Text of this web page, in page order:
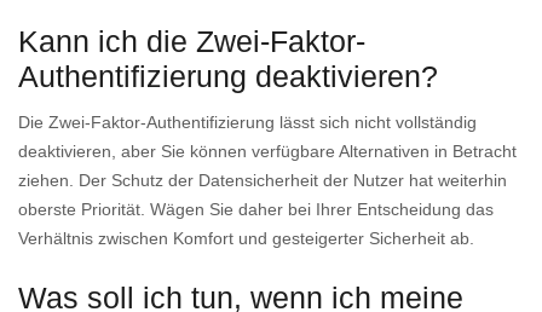
Kann ich die Zwei-Faktor-
Authentifizierung deaktivieren?
Die Zwei-Faktor-Authentifizierung lässt sich nicht vollständig
deaktivieren, aber Sie können verfügbare Alternativen in Betracht
ziehen. Der Schutz der Datensicherheit der Nutzer hat weiterhin
oberste Priorität. Wägen Sie daher bei Ihrer Entscheidung das
Verhältnis zwischen Komfort und gesteigerter Sicherheit ab.
Was soll ich tun, wenn ich meine